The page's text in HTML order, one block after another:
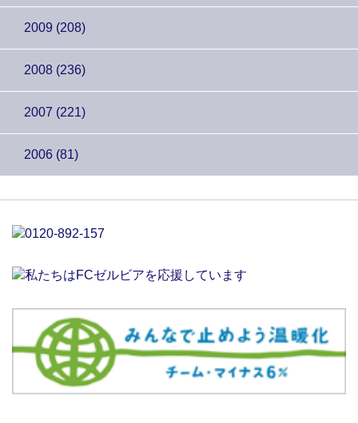
2009 (208)
2008 (236)
2007 (221)
2006 (81)